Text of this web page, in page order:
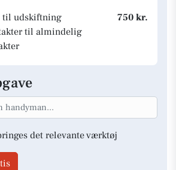
udskiftning
til almindelig
750 kr.
det relevante værktøj